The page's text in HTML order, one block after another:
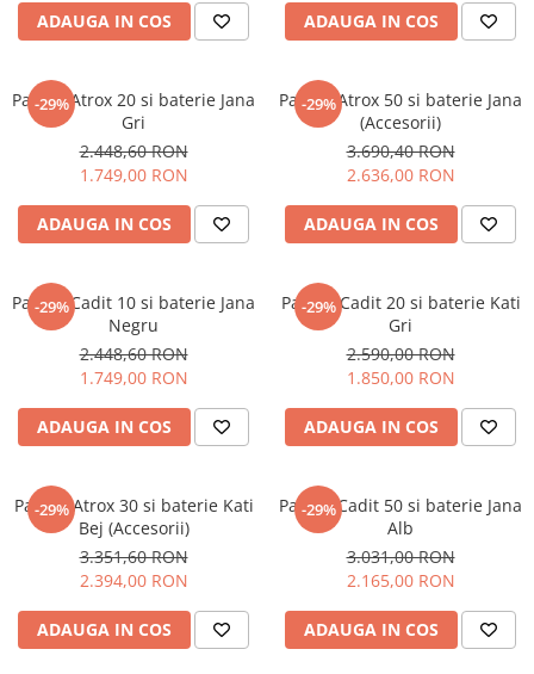
Dulap de baie cu oglindă
Dulap mic de baie
Sisteme de Dus
Oferta Zilei: Top Vânzări
Baterii termostatice
Coloane de duș cu baterie
Căzi de baie
Lavoare
Seturi vase wc
CHIUVETE STICLA
COMPACT
ELEGANT
FORM
FORMIC
INTERMEZZO
LINE
LINE MAXIM
NIAGARA
NOX
PRAKTIK
PURE
QUADRIX
RANDO
ADAUGA IN COS ADAUGA IN COS
-29%
Pachet Atrox 20 si baterie Jana
Gri
2.448,60 RON
1.749,00 RON
ADAUGA IN COS
-29%
Pachet Atrox 50 si baterie Jana
(Accesorii)
3.690,40 RON
2.636,00 RON
ADAUGA IN COS
-29%
Pachet Cadit 10 si baterie Jana
Negru
2.448,60 RON
1.749,00 RON
ADAUGA IN COS
-29%
Pachet Cadit 20 si baterie Kati
Gri
2.590,00 RON
1.850,00 RON
ADAUGA IN COS
-29%
Pachet Atrox 30 si baterie Kati
Bej (Accesorii)
3.351,60 RON
2.394,00 RON
ADAUGA IN COS
-29%
Pachet Cadit 50 si baterie Jana
Alb
3.031,00 RON
2.165,00 RON
ADAUGA IN COS